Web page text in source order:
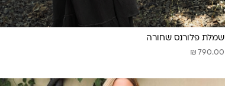
שמלת פלורנס שחורה
₪ 790.00